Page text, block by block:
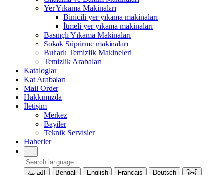
Yer Yıkama Makinaları
Binicili yer yıkama makinaları
İtmeli yer yıkama makinaları
Basınçlı Yıkama Makinaları
Sokak Süpürme makinaları
Buharlı Temizlik Makineleri
Temizlik Arabaları
Kataloglar
Kat Arabaları
Mail Order
Hakkımızda
İletişim
Merkez
Bayiler
Teknik Servisler
Haberler
-
Search
language
العربية
Bengali
English
Français
Deutsch
हिन्दी